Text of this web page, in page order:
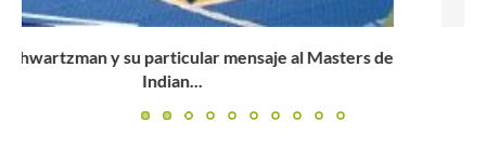
Solana Sierra, la esperanza suramericana en Roland
Garros Jr. 2022